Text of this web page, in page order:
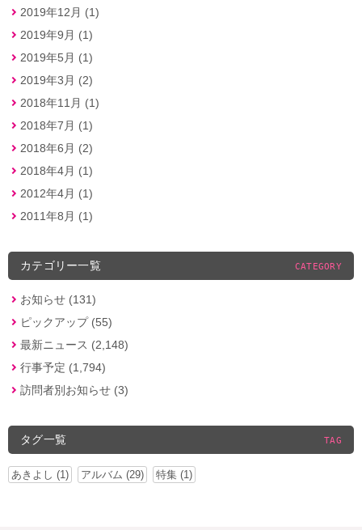
2019年12月 (1)
2019年9月 (1)
2019年5月 (1)
2019年3月 (2)
2018年11月 (1)
2018年7月 (1)
2018年6月 (2)
2018年4月 (1)
2012年4月 (1)
2011年8月 (1)
カテゴリー一覧 CATEGORY
お知らせ (131)
ピックアップ (55)
最新ニュース (2,148)
行事予定 (1,794)
訪問者別お知らせ (3)
タグ一覧 TAG
あきよし (1) アルバム (29) 特集 (1)